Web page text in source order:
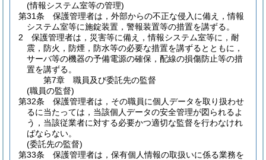
(情報システム室等の管理)
第31条
保護管理者は，外部からの不正な侵入に備え，情報
システム室等に施錠装置，警報装置等の措置を講ずる。
2
保護管理者は，災害等に備え，情報システム室等に，耐
震，防火，防煙，防水等の必要な措置を講ずるとともに，
サーバ等の機器の予備電源の確保，配線の損傷防止等の措
置を講ずる。
第7章
職員及び委託先の監督
(職員の監督)
第32条
保護管理者は，その職員に個人データを取り扱わせ
るに当たっては，当該個人データの安全管理が図られるよ
う，当該従業者に対する必要かつ適切な監督を行わなけれ
ばならない。
(委託先の監督)
第33条
保護管理者は，保有個人情報の取扱いに係る業務を